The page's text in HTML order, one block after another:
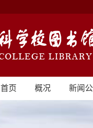
首页 概况 新闻